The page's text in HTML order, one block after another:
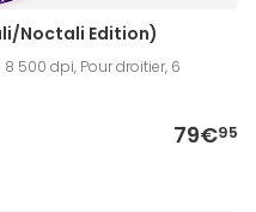
Noctali Edition)
500 dpi, Pour droitier, 6
79€95